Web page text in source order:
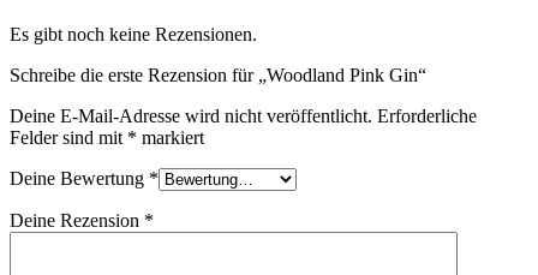
Es gibt noch keine Rezensionen.
Schreibe die erste Rezension für „Woodland Pink Gin“
Deine E-Mail-Adresse wird nicht veröffentlicht. Erforderliche
Felder sind mit * markiert
Deine Bewertung *
Deine Rezension *